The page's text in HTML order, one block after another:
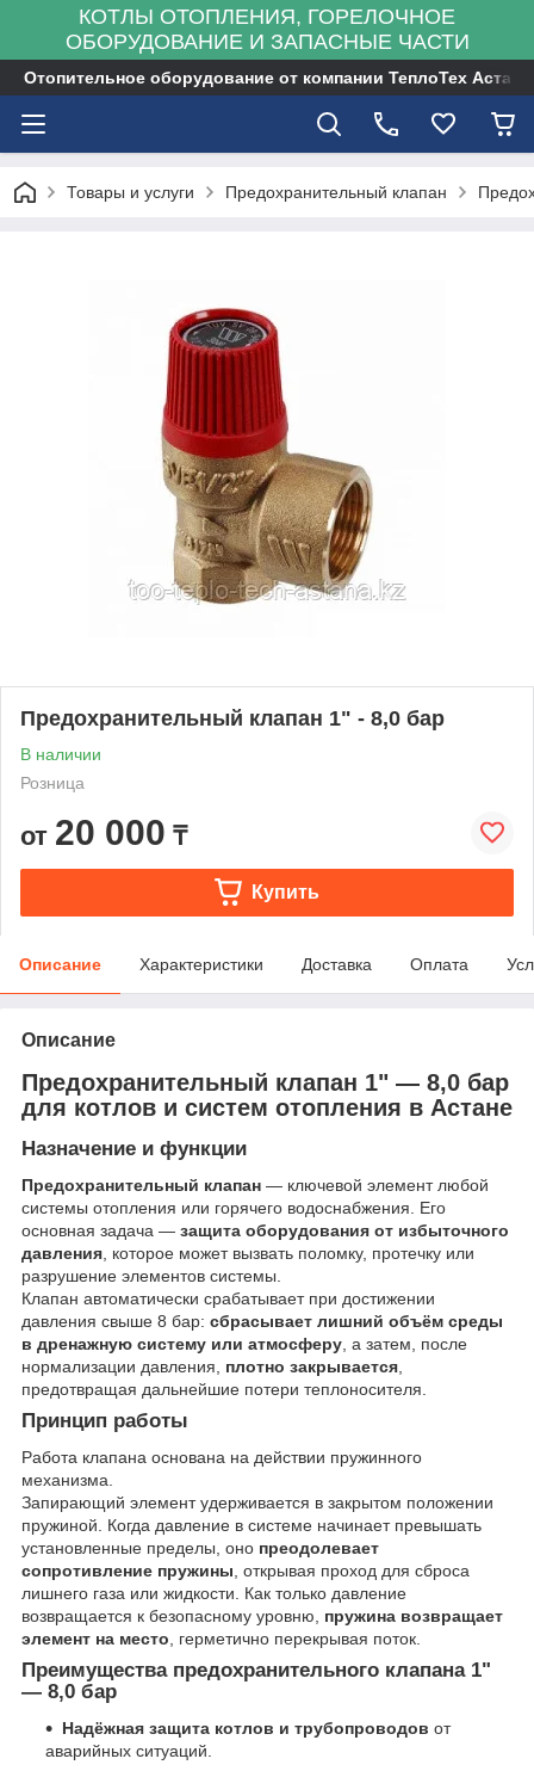
КОТЛЫ ОТОПЛЕНИЯ, ГОРЕЛОЧНОЕ
ОБОРУДОВАНИЕ И ЗАПАСНЫЕ ЧАСТИ
Отопительное оборудование от компании ТеплоТех Астана
Товары и услуги Предохранительный клапан
Предохранительный клапан 1" - 8,0 бар
В наличии
Розница
от 20 000 ₸
Купить
Описание Характеристики Доставка Оплата
Описание
Предохранительный клапан 1" — 8,0 бар
для котлов и систем отопления в Астане
Назначение и функции
Предохранительный клапан — ключевой элемент любой
системы отопления или горячего водоснабжения. Его
основная задача — защита оборудования от избыточного
давления, которое может вызвать поломку, протечку или
разрушение элементов системы.
Клапан автоматически срабатывает при достижении
давления свыше 8 бар: сбрасывает лишний объём среды
в дренажную систему или атмосферу, а затем, после
нормализации давления, плотно закрывается,
предотвращая дальнейшие потери теплоносителя.
Принцип работы
Работа клапана основана на действии пружинного
механизма.
Запирающий элемент удерживается в закрытом положении
пружиной. Когда давление в системе начинает превышать
установленные пределы, оно преодолевает
сопротивление пружины , открывая проход для сброса
лишнего газа или жидкости. Как только давление
возвращается к безопасному уровню, пружина возвращает
элемент на место , герметично перекрывая поток.
Преимущества предохранительного клапана 1"
— 8,0 бар
Надёжная защита котлов и трубопроводов от
аварийных ситуаций.